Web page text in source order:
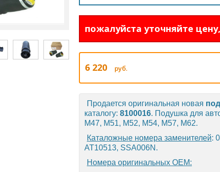
пожалуйста уточняйте
6 220 руб.
Продается оригинальная новая
каталогу: 8100016. Подушка для
M47, M51, M52, M54, M57, M62.
Каталожные номера заменителей:
AT10513, SSA006N.
Номера оригинальных OEM: